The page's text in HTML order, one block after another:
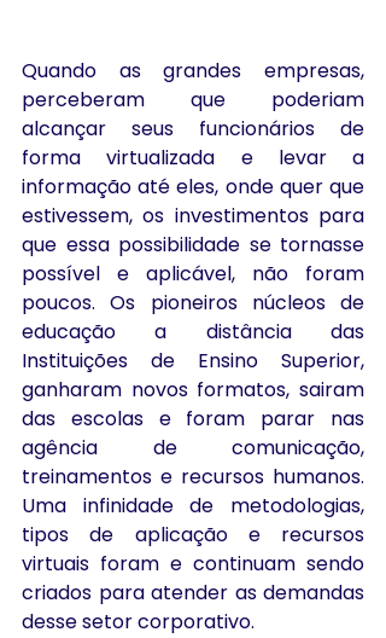
Quando as grandes empresas,
perceberam que poderiam
alcançar seus funcionários de
forma virtualizada e levar a
informação até eles, onde quer que
estivessem, os investimentos para
que essa possibilidade se tornasse
possível e aplicável, não foram
poucos. Os pioneiros núcleos de
educação a distância das
Instituições de Ensino Superior,
ganharam novos formatos, sairam
das escolas e foram parar nas
agência de comunicação,
treinamentos e recursos humanos.
Uma infinidade de metodologias,
tipos de aplicação e recursos
virtuais foram e continuam sendo
criados para atender as demandas
desse setor corporativo.